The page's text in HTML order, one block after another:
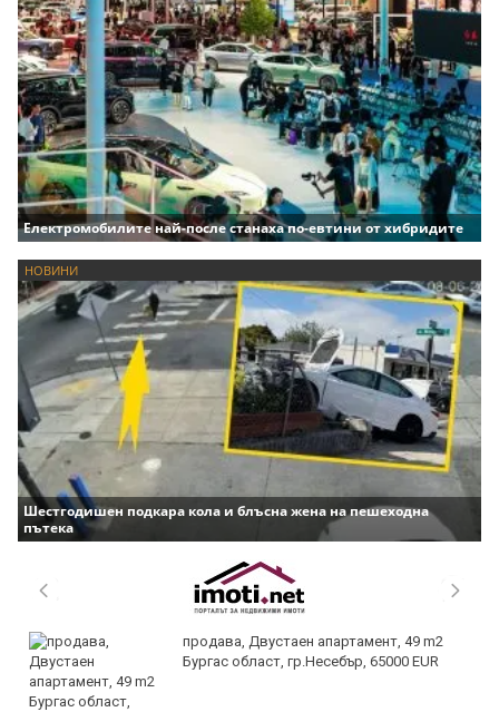
Електромобилите най-после станаха по-евтини от хибридите
НОВИНИ
Шестгодишен подкара кола и блъсна жена на пешеходна
пътека
продава, Двустаен апартамент, 49 m2
Бургас област, гр.Несебър, 65000 EUR